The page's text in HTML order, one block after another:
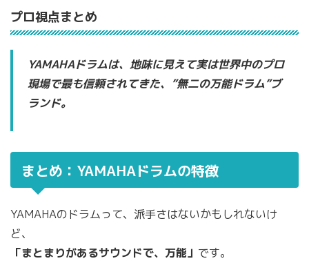
プロ視点まとめ
YAMAHAドラムは、地味に見えて実は世界中のプロ
現場で最も信頼されてきた、”無二の万能ドラム”ブ
ランド。
まとめ：YAMAHAドラムの特徴
YAMAHAのドラムって、派手さはないかもしれないけ
ど、
「まとまりがあるサウンドで、万能」 です。